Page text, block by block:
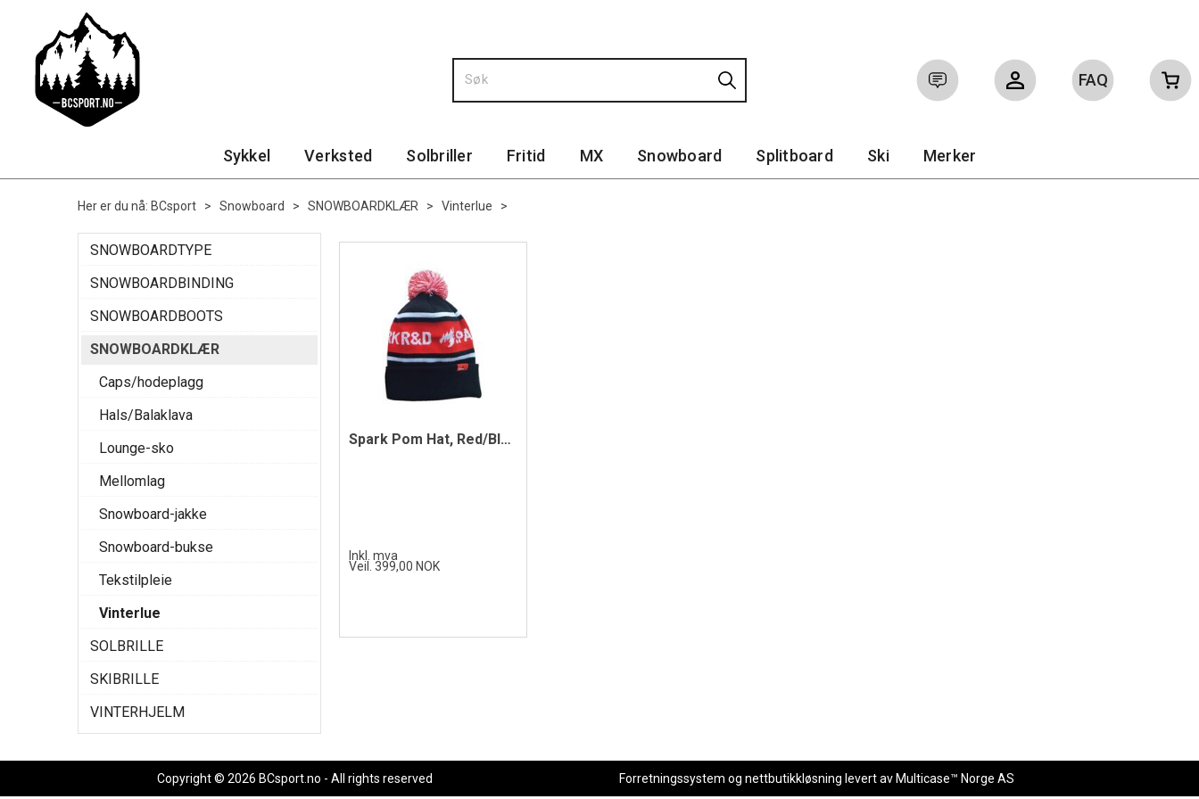
FAQ
Sykkel Verksted Solbriller Fritid MX Snowboard Splitboard Ski Merker
Her er du nå: BCsport > Snowboard > SNOWBOARDKLÆR > Vinterlue >
SNOWBOARDTYPE
SNOWBOARDBINDING
SNOWBOARDBOOTS
SNOWBOARDKLÆR
Caps/hodeplagg
Hals/Balaklava
Lounge-sko
Mellomlag
Snowboard-jakke
Snowboard-bukse
Tekstilpleie
Vinterlue
SOLBRILLE
SKIBRILLE
VINTERHJELM
Spark Pom Hat, Red/Black
Inkl. mva
Veil. 399,00 NOK
Copyright © 2026 BCsport.no - All rights reserved Forretningssystem ognettbutikkløsning levert av Multicase™ Norge AS